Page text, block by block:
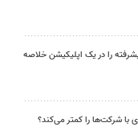
را در یک اپلیکیشن خلاصه
شرکت‌ها را کمتر می‌کند؟